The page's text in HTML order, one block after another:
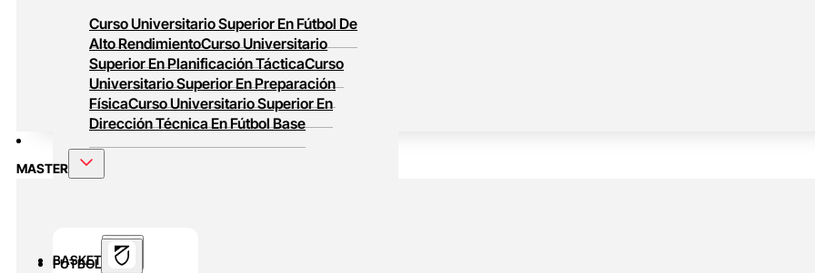
Curso Universitario Superior En Fútbol De
Alto RendimientoCurso Universitario
Superior En Planificación TácticaCurso
Universitario Superior En Preparación
FísicaCurso Universitario Superior En
Dirección Técnica En Fútbol Base
BASKET
MASTER
FUTBOL